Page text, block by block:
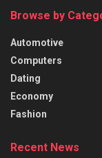
Browse by
Automotive
Computers
Dating
Economy
Fashion
Recent News